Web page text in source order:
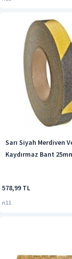
Sarı Siyah Merdiven
Kaydırmaz Bant
578,99 TL
n11